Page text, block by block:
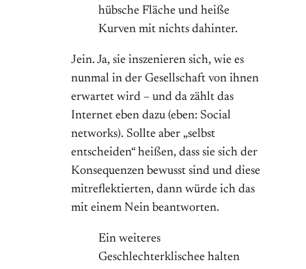
hübsche Fläche und heiße
Kurven mit nichts dahinter.
Jein. Ja, sie inszenieren sich, wie es
nunmal in der Gesellschaft von ihnen
erwartet wird – und da zählt das
Internet eben dazu (eben: Social
networks). Sollte aber „selbst
entscheiden“ heißen, dass sie sich der
Konsequenzen bewusst sind und diese
mitreflektierten, dann würde ich das
mit einem Nein beantworten.
Ein weiteres
Geschlechterklischee halten